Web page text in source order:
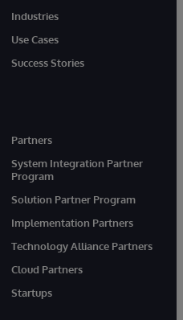
Industries
Use Cases
Success Stories
Partners
System Integration Partner
Program
Solution Partner Program
Implementation Partners
Technology Alliance Partners
Cloud Partners
Startups